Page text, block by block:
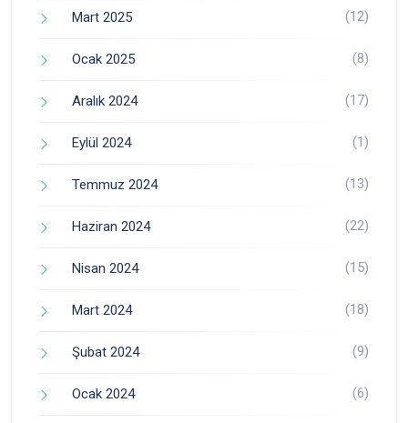
Mart 2025 (12)
Ocak 2025 (8)
Aralık 2024 (17)
Eylül 2024 (1)
Temmuz 2024 (13)
Haziran 2024 (22)
Nisan 2024 (15)
Mart 2024 (18)
Şubat 2024 (9)
Ocak 2024 (6)